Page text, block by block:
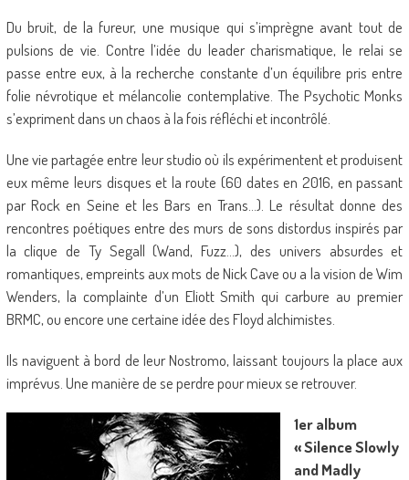
Du bruit, de la fureur, une musique qui s’imprègne avant tout de
pulsions de vie. Contre l’idée du leader charismatique, le relai se
passe entre eux, à la recherche constante d’un équilibre pris entre
folie névrotique et mélancolie contemplative. The Psychotic Monks
s’expriment dans un chaos à la fois réfléchi et incontrôlé.
Une vie partagée entre leur studio où ils expérimentent et produisent
eux même leurs disques et la route (60 dates en 2016, en passant
par Rock en Seine et les Bars en Trans…). Le résultat donne des
rencontres poétiques entre des murs de sons distordus inspirés par
la clique de Ty Segall (Wand, Fuzz…), des univers absurdes et
romantiques, empreints aux mots de Nick Cave ou a la vision de Wim
Wenders, la complainte d’un Eliott Smith qui carbure au premier
BRMC, ou encore une certaine idée des Floyd alchimistes.
Ils naviguent à bord de leur Nostromo, laissant toujours la place aux
imprévus. Une manière de se perdre pour mieux se retrouver.
1er album
« Silence Slowly
and Madly